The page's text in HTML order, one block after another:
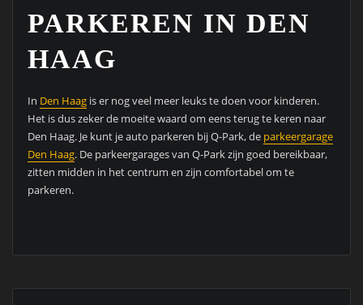
PARKEREN IN DEN
HAAG
In Den Haagis er nog veel meer leuks te doen voor kinderen.
Het is dus zeker de moeite waard om eens terug te keren naar
Den Haag. Je kunt je auto parkeren bij Q-Park, de parkeergarage
Den Haag. De parkeergarages van Q-Park zijn goed bereikbaar,
zitten midden in het centrum en zijn comfortabel om te
parkeren.